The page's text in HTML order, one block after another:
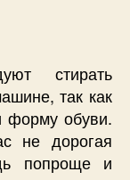
стирать
так как
форму обуви.
не дорогая
попроще и